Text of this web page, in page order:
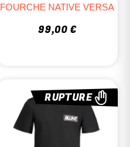
FOURCHE NATIVE VERSA
99,00 €
RUPTURE